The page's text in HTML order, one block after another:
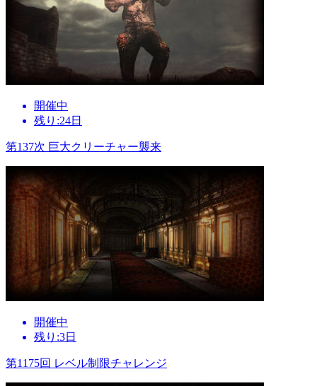
開催中
残り:24日
第137次 巨大クリーチャー襲来
開催中
残り:3日
第1175回 レベル制限チャレンジ